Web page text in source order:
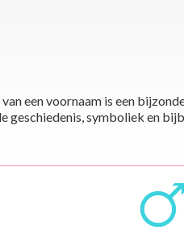
een voornaam is een
geschiedenis, symboliek en